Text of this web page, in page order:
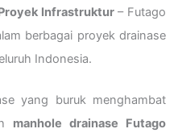
Infrastruktur– Futago
berbagai proyek drainase
Indonesia.
yang buruk menghambat
manhole drainase Futago